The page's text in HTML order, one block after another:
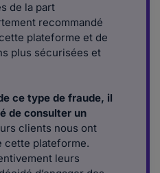
de la part
recommandé
plateforme et de
plus sécurisées et
ce type de fraude, il
de consulter un
clients nous ont
cette plateforme.
leurs